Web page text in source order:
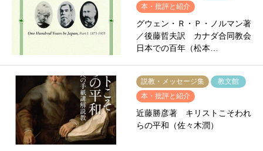
本・批評と紹介
グウェン・Ｒ・Ｐ・ノルマン著
／後藤哲夫訳 カナダ合同教会
日本での百年（松本…
説教・メッセージ集
教文館
本・批評と紹介
近藤勝彦著 キリストこそわれ
らの平和（佐々木潤）